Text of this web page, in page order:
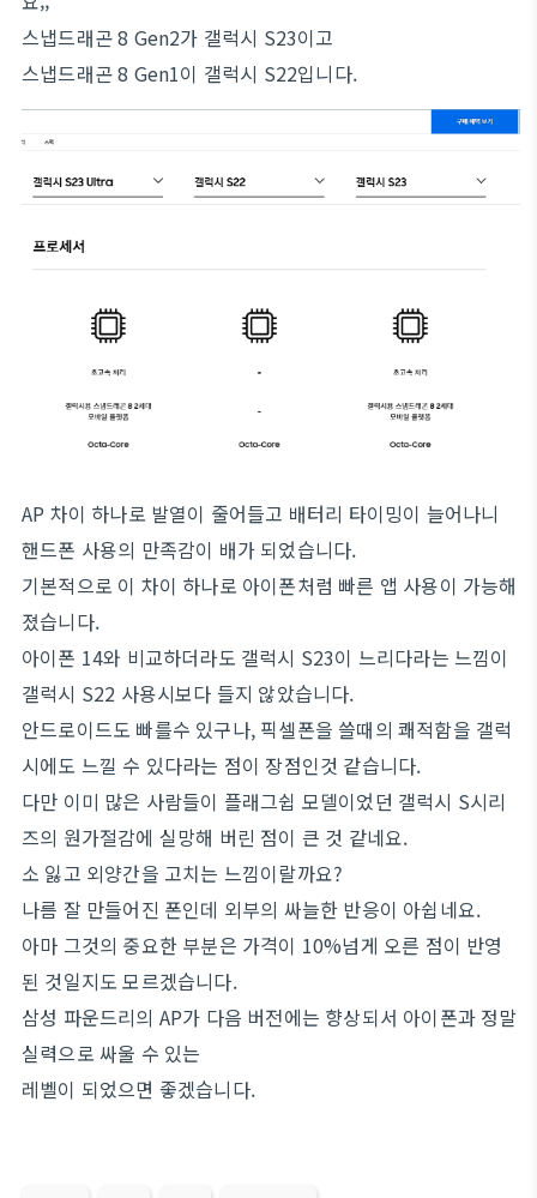
스냅드래곤 8 Gen2가 갤럭시 S23이고
스냅드래곤 8 Gen1이 갤럭시 S22입니다.
AP 차이 하나로 발열이 줄어들고 배터리 타이밍이 늘어나니
핸드폰 사용의 만족감이 배가 되었습니다.
기본적으로 이 차이 하나로 아이폰처럼 빠른 앱 사용이 가능해
졌습니다.
아이폰 14와 비교하더라도 갤럭시 S23이 느리다라는 느낌이
갤럭시 S22 사용시보다 들지 않았습니다.
안드로이드도 빠를수 있구나, 픽셀폰을 쓸때의 쾌적함을 갤럭
시에도 느낄 수 있다라는 점이 장점인것 같습니다.
다만 이미 많은 사람들이 플래그쉽 모델이었던 갤럭시 S시리
즈의 원가절감에 실망해 버린 점이 큰 것 같네요.
소 잃고 외양간을 고치는 느낌이랄까요?
나름 잘 만들어진 폰인데 외부의 싸늘한 반응이 아쉽네요.
아마 그것의 중요한 부분은 가격이 10%넘게 오른 점이 반영
된 것일지도 모르겠습니다.
삼성 파운드리의 AP가 다음 버전에는 향상되서 아이폰과 정말
실력으로 싸울 수 있는
레벨이 되었으면 좋겠습니다.